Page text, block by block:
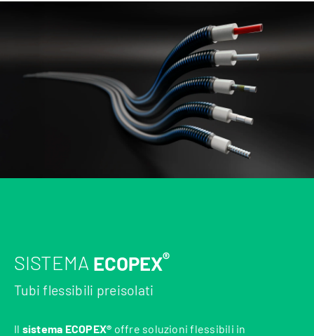
SISTEMA ECOPEX®
Tubi flessibili preisolati
Il sistema ECOPEX® offre soluzioni flessibili in